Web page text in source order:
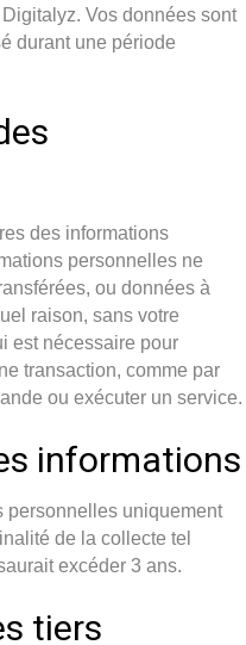
Vos données sont
durant une période
des informations
personnelles ne
ou données à
raison, sans votre
est nécessaire pour
transaction, comme par
ou exécuter un service.
informations
personnelles uniquement
de la collecte tel
excéder 3 ans.
tiers